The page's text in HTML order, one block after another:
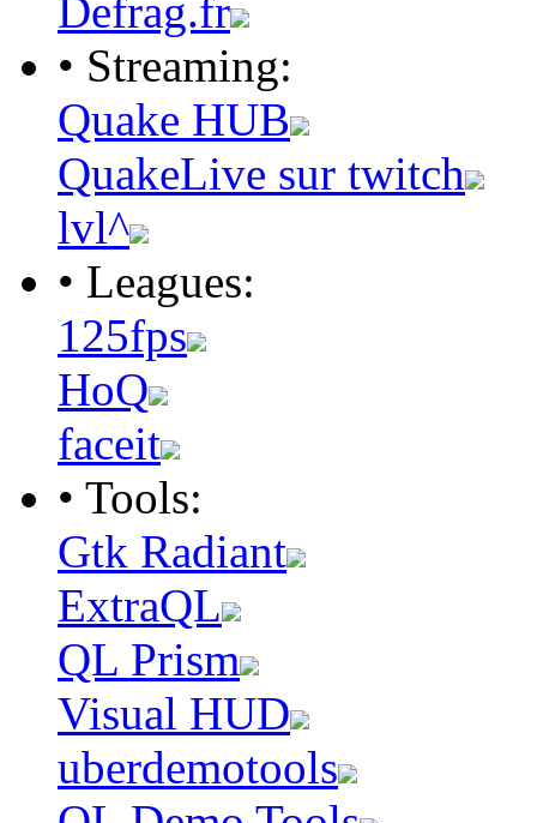
Defrag.fr
• Streaming:
Quake HUB
QuakeLive sur twitch
lvl^
• Leagues:
125fps
HoQ
faceit
• Tools:
Gtk Radiant
ExtraQL
QL Prism
Visual HUD
uberdemotools